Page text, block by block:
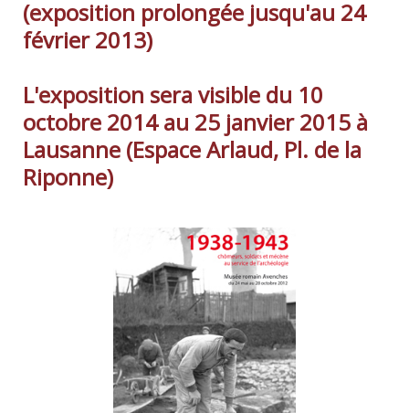
(exposition prolongée jusqu'au 24
février 2013)
L'exposition sera visible du 10
octobre 2014 au 25 janvier 2015 à
Lausanne (Espace Arlaud, Pl. de la
Riponne)